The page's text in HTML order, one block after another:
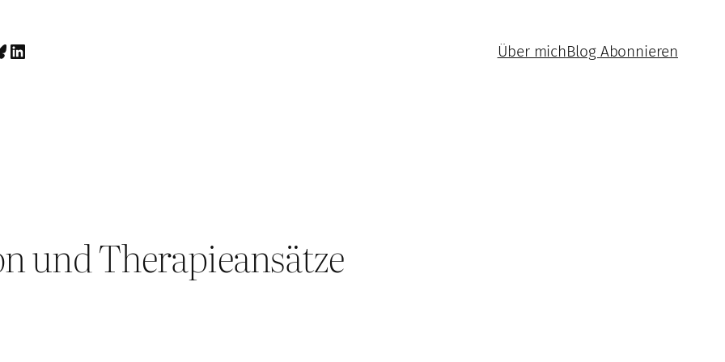
LinkedIn Über michBlog Abonnieren
und Therapieansätze